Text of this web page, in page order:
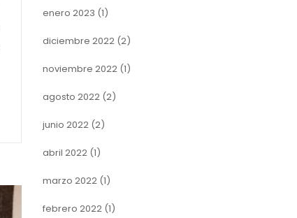
enero 2023 (1)
diciembre 2022(2)
noviembre 2022(1)
agosto 2022(2)
junio 2022(2)
abril 2022(1)
marzo 2022(1)
febrero 2022(1)